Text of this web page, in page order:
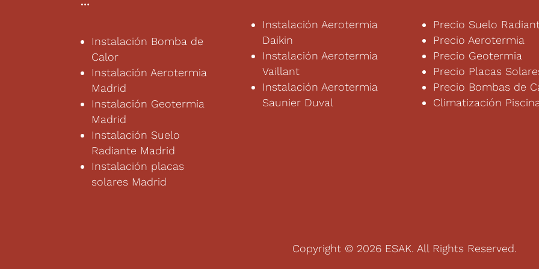
Instalación Bomba de
Calor
Instalación Aerotermia
Madrid
Instalación Geotermia
Madrid
Instalación Suelo
Radiante Madrid
Instalación placas
solares Madrid
Instalación Aerotermia
Daikin
Instalación Aerotermia
Vaillant
Instalación Aerotermia
Saunier Duval
Precio Suelo
Precio Aerotermia
Precio Geotermia
Precio Placas
Precio Bombas de
Climatización
Copyright © 2026 ESAK. All Rights Reserved.